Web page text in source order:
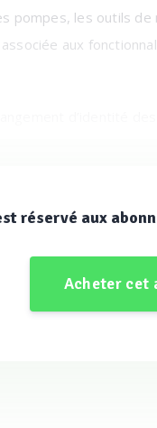
pompes, les outils
aux
réservé aux
Acheter